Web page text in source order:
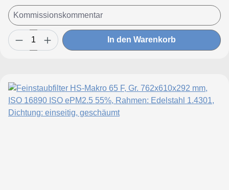
In den Warenkorb